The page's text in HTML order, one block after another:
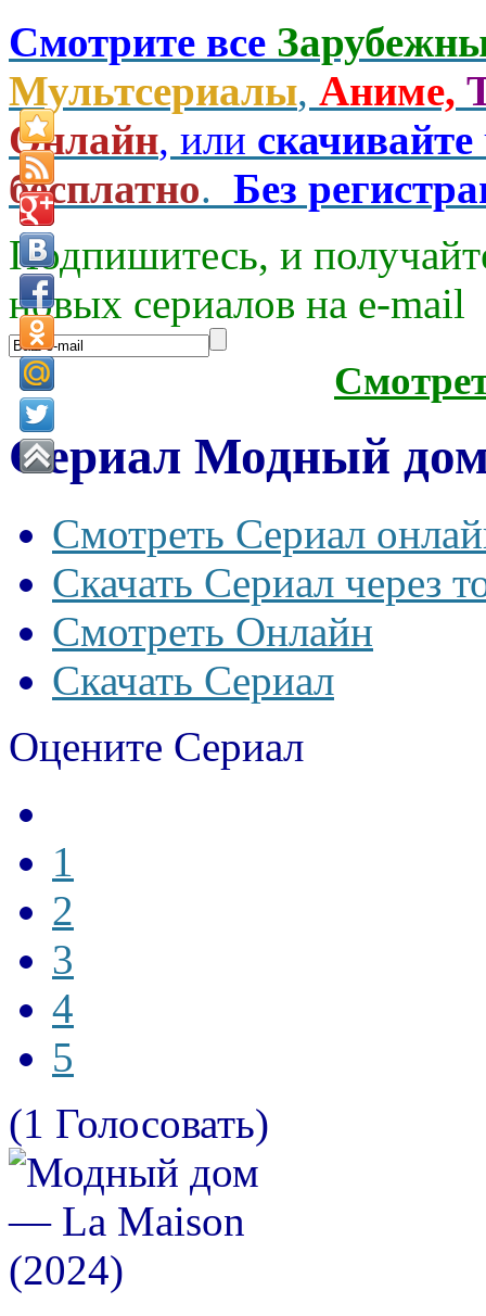
Смотрите все
Мультсериалы, Аниме,
Онлайн, или скачивайте
бесплатно. Без
Подпишитесь, и
новых сериалов на e-mаil
Сериал Модный
Смотреть Сериал
Скачать Сериал через
Смотреть Онлайн
Скачать Сериал
Оцените Сериал
1
2
3
4
5
(1 Голосовать)